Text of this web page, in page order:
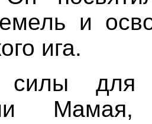
и
ига.
силы для